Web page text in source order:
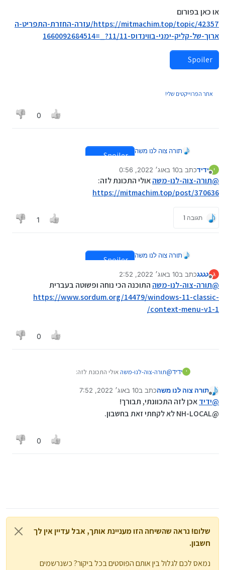
או כאן בפורום
https://mitmachim.top/topic/42357/עזרה-החזרת-התפריט-ה
ארוך-של-קליק-ימני-בווינדוס-11/11?_=1660092684514
Spoiler
אתר הפרוייקטים שלי!
0
תורה צוה לנו משה Spoiler
כמעט כמעט נוגד את חוקי הפורום, אבל תסלחו
לי.
י ידידכתב ב10 באוג׳ 2022, 0:56
נערך לאחרונה על ידי
@תורה-צוה-לנו-משהאולי התכונת לזה:
https://mitmachim.top/post/370636
תגובה 1 1
תורה צוה לנו משה Spoiler
כמעט כמעט נוגד את חוקי הפורום, אבל תסלחו
לי.
ג גגגגכתב ב10 באוג׳ 2022, 2:52
נערך לאחרונה על ידי
@תורה-צוה-לנו-משה התוכנה הכי נוחה ופשוטה בעברית
https://www.sordum.org/14479/windows-11-classic-
context-menu-v1-1/
0
י ידיד@תורה-צוה-לנו-משהאולי התכונת לזה:
תורה צוה לנו משהכתב ב10 באוג׳ 2022, 7:52
נערך לאחרונה על ידי תורה צוה לנו משה
@ידידאכן לזה התכוונתי, תבורך!
@NH-LOCAL לא לקחתי זאת בחשבון.
0
שלום! נראה שהשיחה הזו מעניינת אותך, אבל עדיין אין לך
חשבון.
נמאס לכם לגלול בין אותם הפוסטים בכל ביקור? כשנרשמים